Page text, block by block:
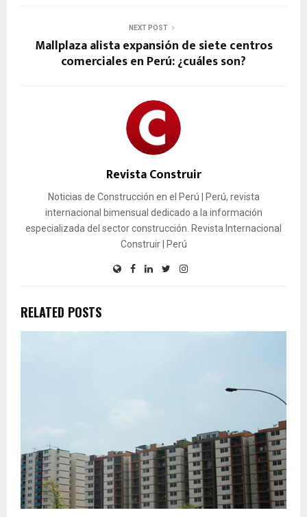
NEXT POST
Mallplaza alista expansión de siete centros
comerciales en Perú: ¿cuáles son?
Revista Construir
Noticias de Construcción en el Perú | Perú, revista
internacional bimensual dedicado a la información
especializada del sector construcción. Revista Internacional
Construir | Perú
RELATED POSTS